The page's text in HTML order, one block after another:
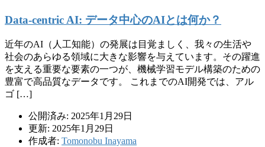
Data-centric AI: データ中心のAIとは何か？
近年のAI（人工知能）の発展は目覚ましく、我々の生活や
社会のあらゆる領域に大きな影響を与えています。その躍進
を支える重要な要素の一つが、機械学習モデル構築のための
豊富で高品質なデータです。 これまでのAI開発では、アル
ゴ […]
公開済み: 2025年1月29日
更新: 2025年1月29日
作成者: Tomonobu Inayama